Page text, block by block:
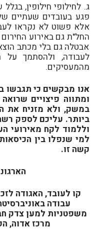
ג. לחילופי חילופין,
פגע בעובדים שעתיים
אלא פשוט לא נקראו
החל"ת גם באירוע
אבטלה גם בלי מכתב
לעבודה, ולהסתמך על
מהמעסיקים.
אנו מבקשים כי תגבשו
ומתווה פיצויים
במשק, ולא מזניח את
ביותר. עליכם לספק
וללמוד לקח מאירועי
למי שנפלו בין
קשה זו.
קו לעובד, האגודה
עבודה
משפטניות למען צדק
מרכז אדוה,